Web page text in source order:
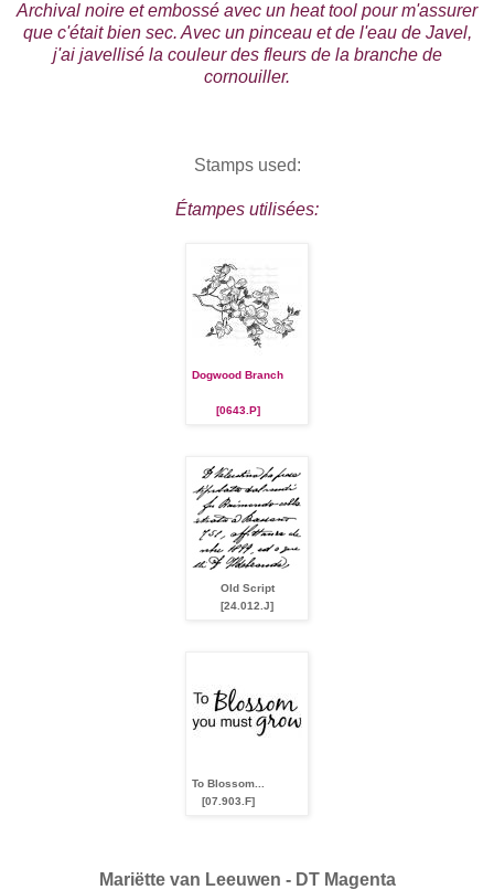
Archival noire et embossé avec un heat tool pour m'assurer
que c'était bien sec. Avec un pinceau et de l'eau de Javel,
j'ai javellisé la couleur des fleurs de la branche de
cornouiller.
Stamps used:
Étampes utilisées:
Dogwood Branch
[0643.P]
Old Script
[24.012.J]
To Blossom...
[07.903.F]
Mariëtte van Leeuwen - DT Magenta